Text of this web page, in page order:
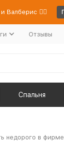
👉🏻
Отзывы
Спальня
недорого в